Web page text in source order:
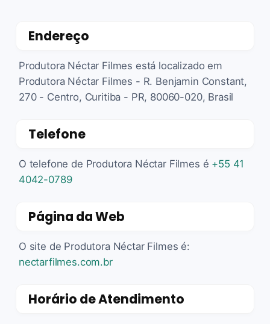
Endereço
Produtora Néctar Filmes está localizado em
Produtora Néctar Filmes - R. Benjamin Constant,
270 - Centro, Curitiba - PR, 80060-020, Brasil
Telefone
O telefone de Produtora Néctar Filmes é +55 41
4042-0789
Página da Web
O site de Produtora Néctar Filmes é:
nectarfilmes.com.br
Horário de Atendimento